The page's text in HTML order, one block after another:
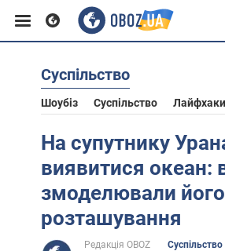
Європа
США
Африка
Суспільство
Шоубіз Суспільство
На супутнику
виявитися океан:
змоделювали його
розташування
Редакція OBOZ
Суспільство